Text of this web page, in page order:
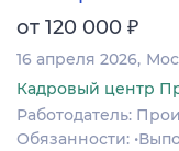
от 120 000 ₽
16 апреля 2026
Кадровый центр
Работодатель:
Обязанности: